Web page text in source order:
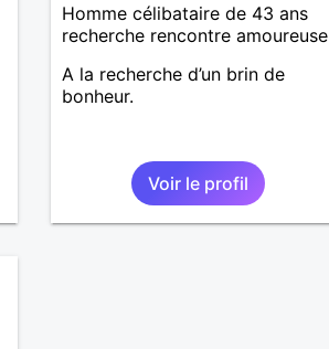
Homme célibataire de 43 ans
recherche rencontre amoureuse
A la recherche d’un brin de
bonheur.
Voir le profil